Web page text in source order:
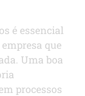
é essencial
que
Uma boa
processos